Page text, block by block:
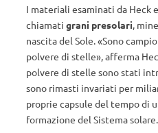
I materiali esaminati da Heck
chiamati grani presolari,
nascita del Sole. «Sono
polvere di stelle», afferma
polvere di stelle sono stati
sono rimasti invariati per
proprie capsule del tempo di
formazione del Sistema solare.